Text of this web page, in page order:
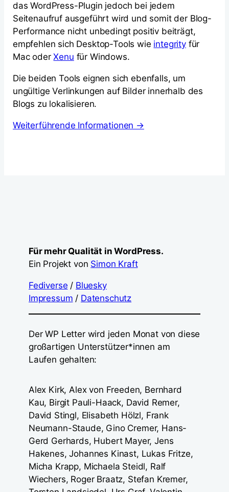
das WordPress-Plugin jedoch bei jedem
Seitenaufruf ausgeführt wird und somit der Blog-
Performance nicht unbedingt positiv beiträgt,
empfehlen sich Desktop-Tools wie integrityfür
Mac oderXenu für Windows.
Die beiden Tools eignen sich ebenfalls, um
ungültige Verlinkungen auf Bilder innerhalb des
Blogs zu lokalisieren.
Weiterführende Informationen →
Für mehr Qualität in WordPress.
Ein Projekt von Simon Kraft
Fediverse / Bluesky
Impressum / Datenschutz
Der WP Letter wird jeden Monat von diese
großartigen Unterstützer*innen am
Laufen gehalten:
Alex Kirk, Alex von Freeden, Bernhard
Kau, Birgit Pauli-Haack, David Remer,
David Stingl, Elisabeth Hölzl, Frank
Neumann-Staude, Gino Cremer, Hans-
Gerd Gerhards, Hubert Mayer, Jens
Hakenes, Johannes Kinast, Lukas Fritze,
Micha Krapp, Michaela Steidl, Ralf
Wiechers, Roger Braatz, Stefan Kremer,